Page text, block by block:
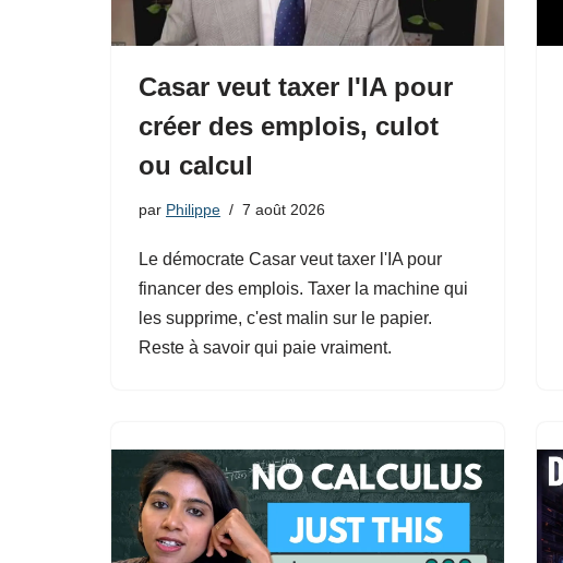
Casar veut taxer l'IA pour
créer des emplois, culot
ou calcul
par Philippe 7 août 2026
Le démocrate Casar veut taxer l'IA pour
financer des emplois. Taxer la machine qui
les supprime, c'est malin sur le papier.
Reste à savoir qui paie vraiment.